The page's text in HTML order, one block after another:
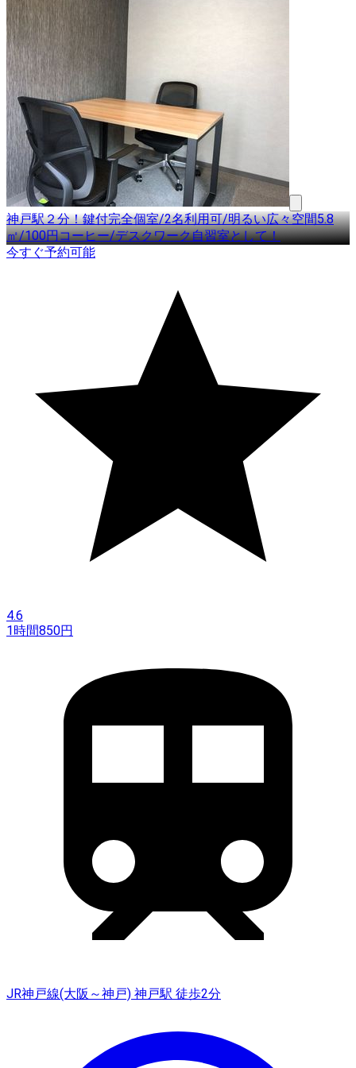
神戸駅２分！鍵付完全個室/2名利用可/明るい広々空間5.8
㎡/100円コーヒー/デスクワーク自習室として！
今すぐ予約可能
4.6
1時間850円
JR神戸線(大阪～神戸) 神戸駅 徒歩2分